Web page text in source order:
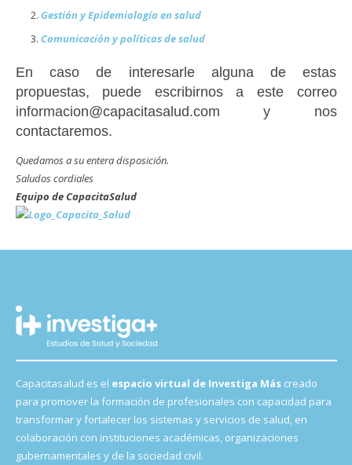
Gestión y Epidemiología en salud
Comunicación y políticas de salud
En caso de interesarle alguna de estas
propuestas, puede escribirnos a este correo
informacion@capacitasalud.com y nos
contactaremos.
Quedamos a su entera disposición.
Saludos cordiales
Equipo de CapacitaSalud
Capacitasalud es el espacio virtual de Investiga Máscreado
para promover la formación de profesionales con capacidad para
transformar y fortalecer los sistemas y servicios de salud, en
colaboración con instituciones académicas, organizaciones
gubernamentales y de la sociedad civil.